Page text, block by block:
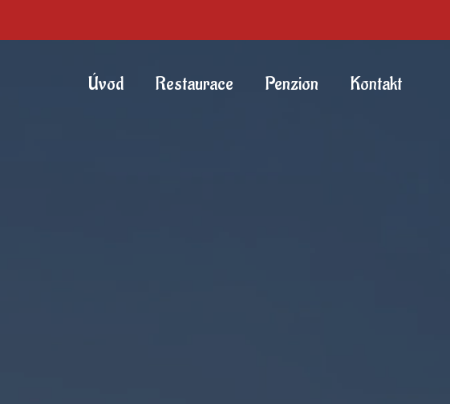
Úvod Restaurace Penzion Kontakt